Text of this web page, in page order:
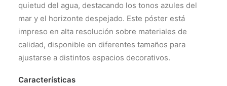
quietud del agua, destacando los tonos azules del
mar y el horizonte despejado. Este póster está
impreso en alta resolución sobre materiales de
calidad, disponible en diferentes tamaños para
ajustarse a distintos espacios decorativos.
Características